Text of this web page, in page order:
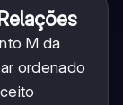
M da
ordenado